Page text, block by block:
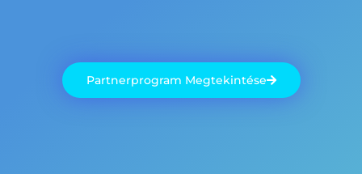
Partnerprogram Megtekintése